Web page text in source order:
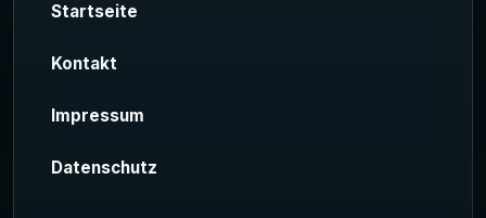
Startseite
Kontakt
Impressum
Datenschutz